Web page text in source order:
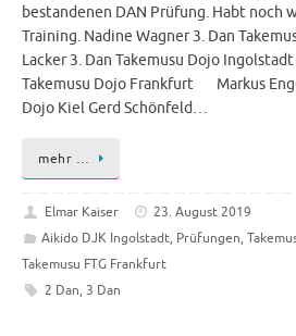
bestandenen DAN Prüfung. Habt noch
Training. Nadine Wagner 3. Dan
Lacker 3. Dan Takemusu Dojo
Takemusu Dojo Frankfurt Markus
Dojo Kiel Gerd Schönfeld…
mehr …
Elmar Kaiser
23. August 2019
Aikido DJK Ingolstadt, Prüfungen,
Takemusu FTG Frankfurt
2 Dan, 3 Dan